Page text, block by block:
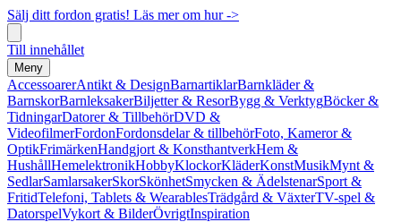
Sälj ditt fordon gratis! Läs mer om hur ->
Till innehållet
Meny
AccessoarerAntikt & DesignBarnartiklarBarnkläder &
BarnskorBarnleksakerBiljetter & ResorBygg & VerktygBöcker &
TidningarDatorer & TillbehörDVD &
VideofilmerFordonFordonsdelar & tillbehörFoto, Kameror &
OptikFrimärkenHandgjort & KonsthantverkHem &
HushållHemelektronikHobbyKlockorKläderKonstMusikMynt &
SedlarSamlarsakerSkorSkönhetSmycken & ÄdelstenarSport &
FritidTelefoni, Tablets & WearablesTrädgård & VäxterTV-spel &
DatorspelVykort & BilderÖvrigtInspiration